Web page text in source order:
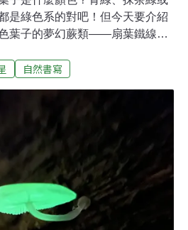
是綠色系的對吧！但今天要介紹
葉子的夢幻蕨類——扇葉鐵線
，有的像手掌，甚至是細長如絲
是蕨類辨識的重要特徵。例如長
囊群呈線型，沒有孢膜。爬郊山
狀和腎臟非常相似，因此得名腎
蕨，可是擁有特殊的「假孢
？因為我們說的孢膜，是葉表細
，可以想像成多長出一個小蓋
群；但假孢膜只是既有的葉子邊
包住而已。蕨類的孢子囊群和孢
自然書寫